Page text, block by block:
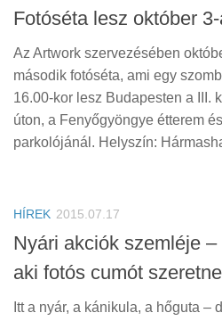
Fotóséta lesz október
Az Artwork szervezésében
második fotóséta, ami egy
16.00-kor lesz Budapesten a III.
úton, a Fenyőgyöngye étterem
parkolójánál. Helyszín:
HÍREK 2015.07.17
Nyári akciók szemléje
aki fotós cumót
Itt a nyár, a kánikula, a hőguta –